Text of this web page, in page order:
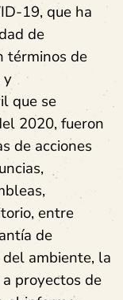
19, que ha
de
términos de
y
que se
2020, fueron
de acciones
entre
de
ambiente, la
proyectos de